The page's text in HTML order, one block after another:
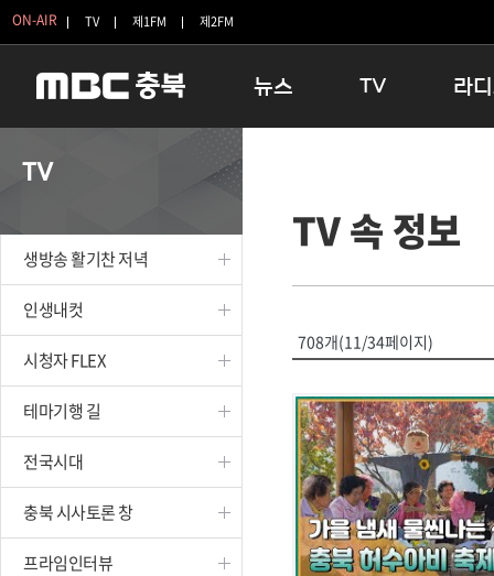
ON-AIR TV 제1FM 제2FM
뉴스
보은
옥천
TV
인생내컷
테마기행 길
시청자 FLEX
특집프로그램
종영프로그램
라
16:00 완
우리 고
TV
생방송 활기찬 저녁
인생내컷
시청자 FLEX
테마기행 길
전국시대
충북 시사토론 창
프라임인터뷰
TV 속 정보
708개(11/34페이지)